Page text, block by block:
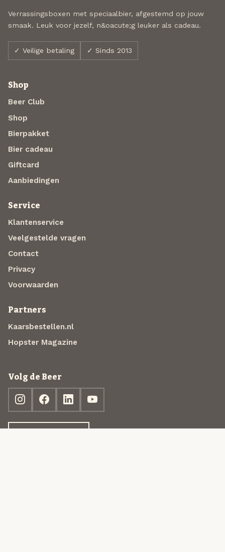
Verrassingsboxen met speciaalbier, afgestemd op jouw
smaak. Leuk voor jezelf, n&oacute;g leuker als cadeau.
✓ Veilige betaling ✓ Sinds 2013
Shop
Beer Club
Shop
Bierpakket
Bier cadeau
Giftcard
Aanbiedingen
Service
Klantenservice
Veelgestelde vragen
Contact
Privacy
Voorwaarden
Partners
Kaarsbestellen.nl
Hopster Magazine
Volg de Beer